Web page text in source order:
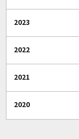
2023
2022
2021
2020